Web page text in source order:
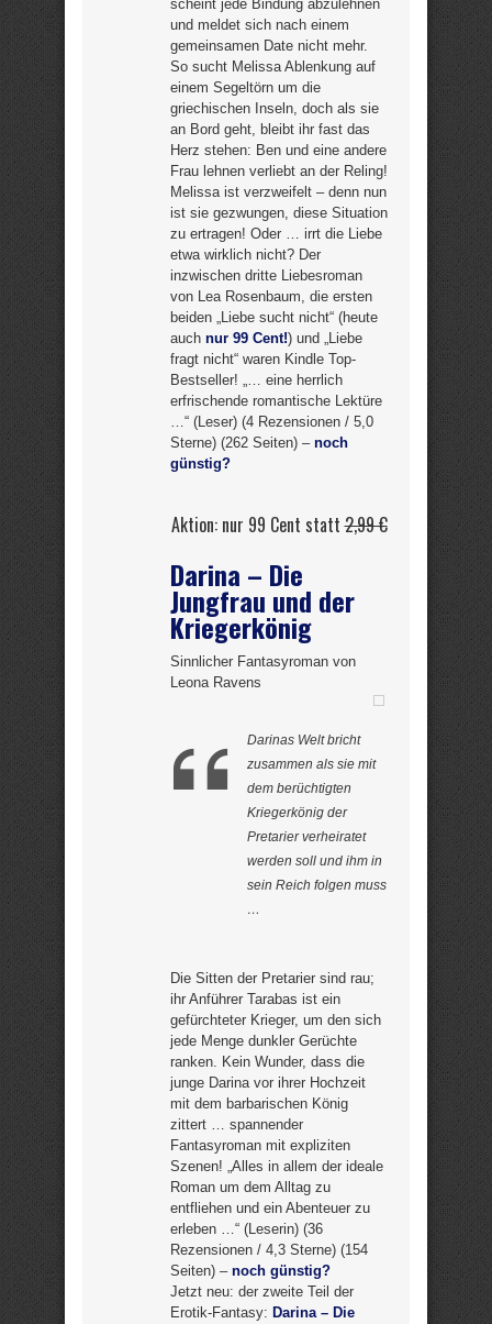
scheint jede Bindung abzulehnen
und meldet sich nach einem
gemeinsamen Date nicht mehr.
So sucht Melissa Ablenkung auf
einem Segeltörn um die
griechischen Inseln, doch als sie
an Bord geht, bleibt ihr fast das
Herz stehen: Ben und eine andere
Frau lehnen verliebt an der Reling!
Melissa ist verzweifelt – denn nun
ist sie gezwungen, diese Situation
zu ertragen! Oder … irrt die Liebe
etwa wirklich nicht? Der
inzwischen dritte Liebesroman
von Lea Rosenbaum, die ersten
beiden „Liebe sucht nicht“ (heute
auch nur 99 Cent!) und „Liebe
fragt nicht“ waren Kindle Top-
Bestseller! „… eine herrlich
erfrischende romantische Lektüre
…“ (Leser) (4 Rezensionen / 5,0
Sterne) (262 Seiten) – noch
günstig?
Aktion: nur 99 Cent statt2,99 €
Darina – Die
Jungfrau und der
Kriegerkönig
Sinnlicher Fantasyroman von
Leona Ravens
Darinas Welt bricht
zusammen als sie mit
dem berüchtigten
Kriegerkönig der
Pretarier verheiratet
werden soll und ihm in
sein Reich folgen muss
…
Die Sitten der Pretarier sind rau;
ihr Anführer Tarabas ist ein
gefürchteter Krieger, um den sich
jede Menge dunkler Gerüchte
ranken. Kein Wunder, dass die
junge Darina vor ihrer Hochzeit
mit dem barbarischen König
zittert … spannender
Fantasyroman mit expliziten
Szenen! „Alles in allem der ideale
Roman um dem Alltag zu
entfliehen und ein Abenteuer zu
erleben …“ (Leserin) (36
Rezensionen / 4,3 Sterne) (154
Seiten) – noch günstig?
Jetzt neu: der zweite Teil der
Erotik-Fantasy: Darina – Die